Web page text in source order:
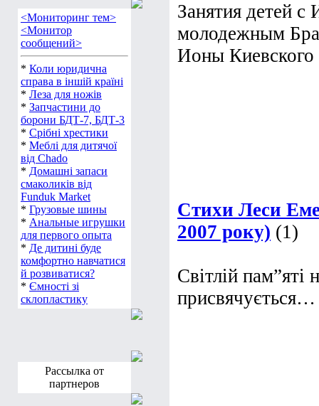
<Мониторинг тем>
<Монитор
сообщений>
* Коли юридична
справа в іншій країні
* Леза для ножів
* Запчастини до
борони БДТ-7, БДТ-3
* Срібні хрестики
* Меблі для дитячої
від Chado
* Домашні запаси
смаколиків від
Funduk Market
* Грузовые шины
* Анальные игрушки
для первого опыта
* Де дитині буде
комфортно навчатися
й розвиватися?
* Ємності зі
склопластику
Рассылка от
Занятия детей
молодежным
Ионы Киевского
Стихи Леси
2007 року) (1)
Світлій пам”яті
присвячується…